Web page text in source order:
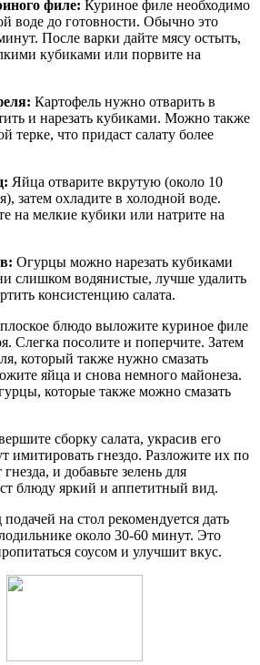
филе: Куриное филе необходимо
воде до готовности. Обычно это
После варки дайте мясу остыть,
кубиками или порвите на
Картофель нужно отварить в
и нарезать кубиками. Можно также
терке, что придаст салату более
Яйца отварите вкрутую (около 10
затем охладите в холодной воде.
на мелкие кубики или натрите на
Огурцы можно нарезать кубиками
слишком водянистые, лучше удалить
консистенцию салата.
блюдо выложите куриное филе
Слегка посолите и поперчите. Затем
который также нужно смазать
яйца и снова немного майонеза.
которые также можно смазать
сборку салата, украсив его
имитировать гнездо. Разложите их по
и добавьте зелень для
блюду яркий и аппетитный вид.
на стол рекомендуется дать
около 30-60 минут. Это
соусом и улучшит вкус.